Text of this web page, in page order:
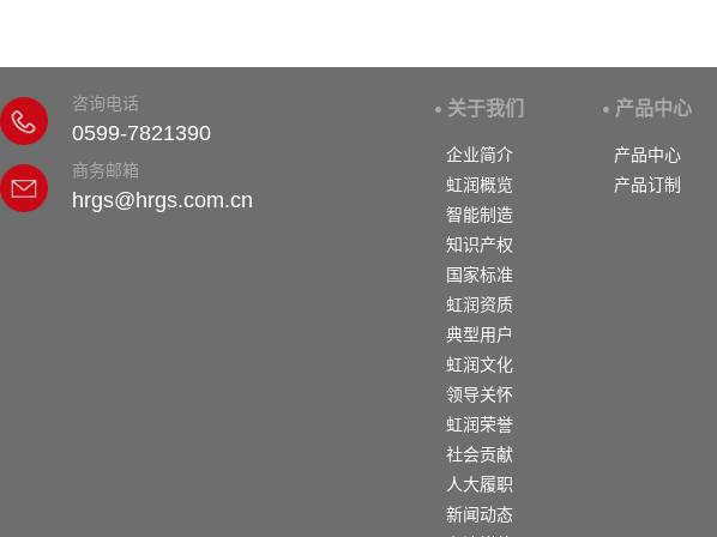
咨询电话
0599-7821390
商务邮箱
hrgs@hrgs.com.cn
关于我们
企业简介
虹润概览
智能制造
知识产权
国家标准
虹润资质
典型用户
虹润文化
领导关怀
虹润荣誉
社会贡献
人大履职
新闻动态
产品中心
产品中心
产品订制